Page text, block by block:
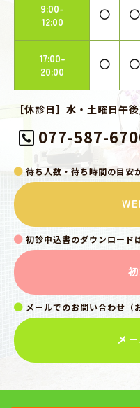
9:00-
12:00
17:00-
20:00
［休診日］水・土曜日午
077-587-
待ち人数・待ち時間の目安
初診申込書のダウンロード
メールでのお問い合わせ（
メ